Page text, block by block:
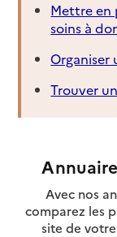
Mettre en
soins à
Organiser
Trouver
Avec nos
comparez les
site de